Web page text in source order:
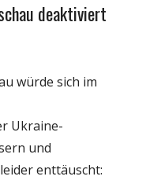
deaktiviert
würde sich im
Ukraine-
und
enttäuscht: